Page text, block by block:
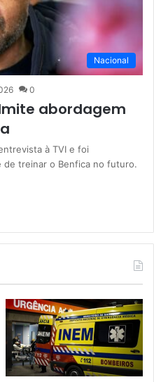
Nacional
0
abordagem
à TVI e foi
de treinar o Benfica no futuro.